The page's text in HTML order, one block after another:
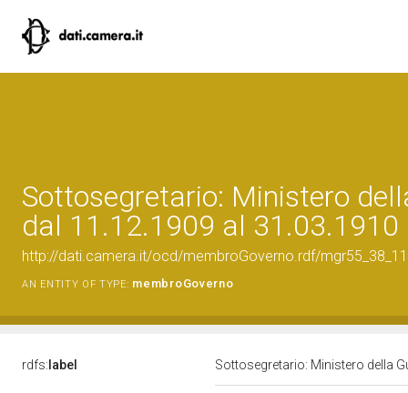
Sottosegretario: Ministero
dal 11.12.1909 al 31.03.1910
http://dati.camera.it/ocd/membroGoverno.rdf/
AN ENTITY OF TYPE: membroGoverno
rdfs: label Sottosegretario: Ministero della